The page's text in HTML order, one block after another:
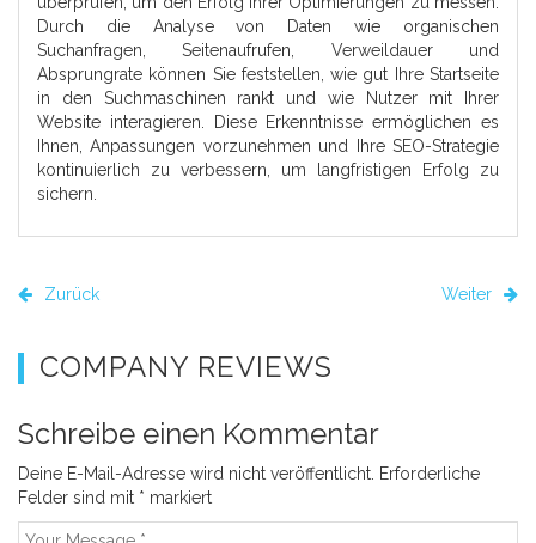
Durch die Analyse von Daten wie organischen
Suchanfragen, Seitenaufrufen, Verweildauer und
Absprungrate können Sie feststellen, wie gut Ihre Startseite
in den Suchmaschinen rankt und wie Nutzer mit Ihrer
Website interagieren. Diese Erkenntnisse ermöglichen es
Ihnen, Anpassungen vorzunehmen und Ihre SEO-Strategie
kontinuierlich zu verbessern, um langfristigen Erfolg zu
sichern.
Zurück Weiter
COMPANY REVIEWS
Schreibe einen Kommentar
Deine E-Mail-Adresse wird nicht veröffentlicht. Erforderliche
Felder sind mit * markiert